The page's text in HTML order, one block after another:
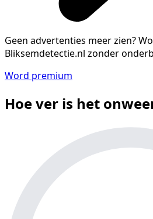
Geen advertenties meer zien?
Bliksemdetectie.nl zonder
Word premium
Hoe ver is het